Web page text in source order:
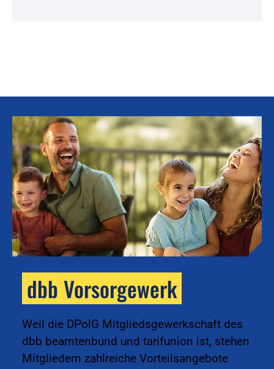
dbb Vorsorgewerk
Weil die DPolG Mitgliedsgewerkschaft des
dbb beamtenbund und tarifunion ist, stehen
Mitgliedern zahlreiche Vorteilsangebote